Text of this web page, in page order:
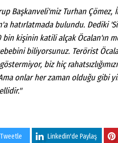
Başkanveli'miz Turhan
hatırlatmada bulundu. Dediki
kişinin katili alçak Öcalan'ın
biliyorsunuz. Terörist
biz hiç
onlar her zaman olduğu gibi
Tweetle Linkedin'de Paylaş